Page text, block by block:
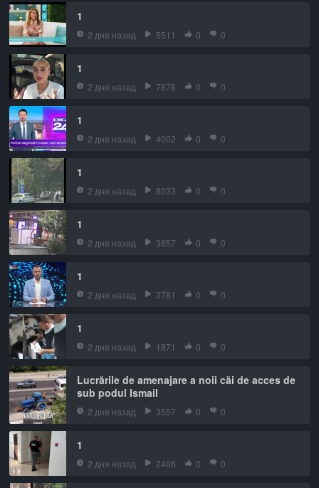
1
2 дня назад 5511 0 0
1
2 дня назад 7876 0 0
1
2 дня назад 4002 0 0
1
2 дня назад 8033 0 0
1
2 дня назад 3857 0 0
1
2 дня назад 3781 0 0
1
2 дня назад 1871 0 0
Lucrările de amenajare a noii căi de acces de
sub podul Ismail
2 дня назад 3557 0 0
1
2 дня назад 2406 0 0